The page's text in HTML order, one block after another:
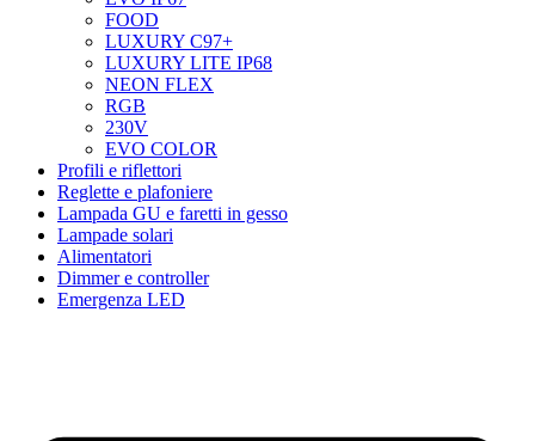
FOOD
LUXURY C97+
LUXURY LITE IP68
NEON FLEX
RGB
230V
EVO COLOR
Profili e riflettori
Reglette e plafoniere
Lampada GU e faretti in gesso
Lampade solari
Alimentatori
Dimmer e controller
Emergenza LED